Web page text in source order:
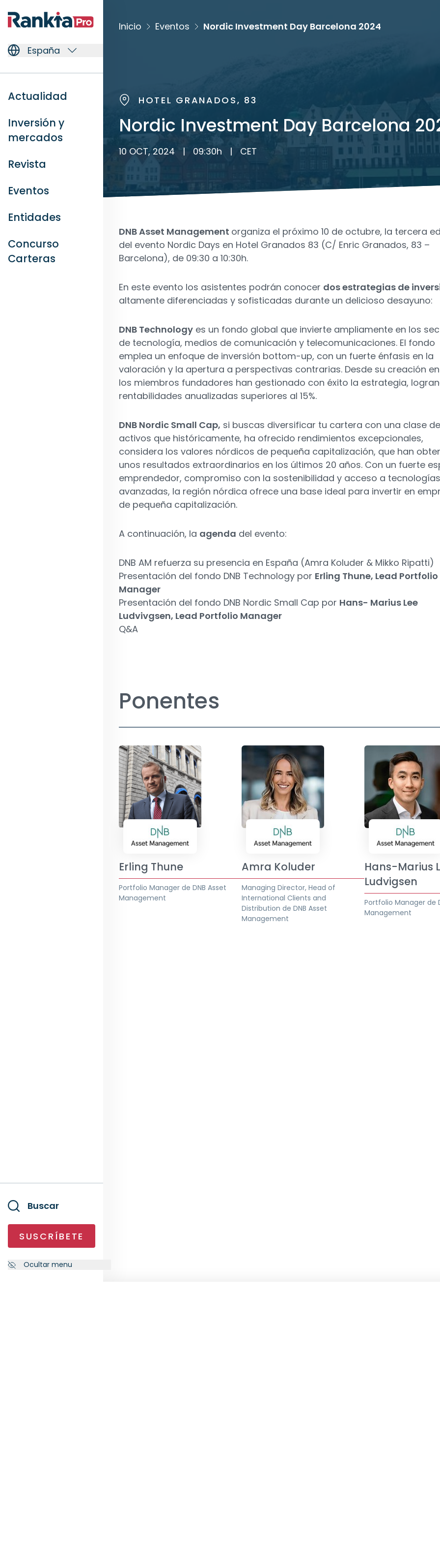
España
Actualidad
Inversión y
mercados
Revista
Eventos
Entidades
Concurso
Carteras
Buscar
SUSCRÍBETE
Ocultar menu
Inicio Eventos Nordic Investment Day Barcelona 2024
HOTEL GRANADOS, 83
Nordic Investment Day Barcelona
10 OCT, 2024 | 09:30h | CET
DNB Asset Management organiza el próximo 10 de octubre, la tercera
del evento Nordic Days en Hotel Granados 83 (C/ Enric Granados, 83 –
Barcelona), de 09:30 a 10:30h.
En este evento los asistentes podrán conocer dos estrategias de
altamente diferenciadas y sofisticadas durante un delicioso desayuno:
DNB Technology es un fondo global que invierte ampliamente en los
de tecnología, medios de comunicación y telecomunicaciones. El fondo
emplea un enfoque de inversión bottom-up, con un fuerte énfasis en la
valoración y la apertura a perspectivas contrarias. Desde su creación en
los miembros fundadores han gestionado con éxito la estrategia,
rentabilidades anualizadas superiores al 15%.
DNB Nordic Small Cap, si buscas diversificar tu cartera con una clase de
activos que históricamente, ha ofrecido rendimientos excepcionales,
considera los valores nórdicos de pequeña capitalización, que han
unos resultados extraordinarios en los últimos 20 años. Con un fuerte
emprendedor, compromiso con la sostenibilidad y acceso a tecnologías
avanzadas, la región nórdica ofrece una base ideal para invertir en
de pequeña capitalización.
A continuación, la agenda del evento:
DNB AM refuerza su presencia en España (Amra Koluder & Mikko Ripatti)
Presentación del fondo DNB Technology por Erling Thune, Lead Portfolio
Manager
Presentación del fondo DNB Nordic Small Cap por Hans- Marius Lee
Ludvivgsen, Lead Portfolio Manager
Q&A
Ponentes
Erling Thune
Portfolio Manager de DNB Asset
Management
Amra Koluder
Managing Director, Head of
International Clients and
Distribution de DNB Asset
Management
Hans-Marius
Ludvigsen
Portfolio Manager de
Management